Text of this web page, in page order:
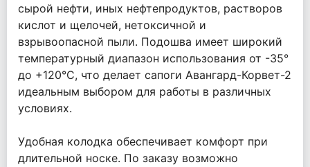
сырой нефти, иных нефтепродуктов, растворов
кислот и щелочей, нетоксичной и
взрывоопасной пыли. Подошва имеет широкий
температурный диапазон использования от -35°
до +120°С, что делает сапоги Авангард-Корвет-2
идеальным выбором для работы в различных
условиях.
Удобная колодка обеспечивает комфорт при
длительной носке. По заказу возможно